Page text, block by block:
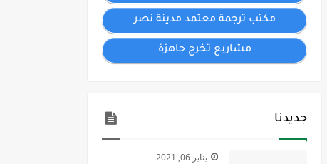
مكتب ترجمة معتمد مدينة نصر
مشاريع تخرج جاهزة
جديدنا
يناير 06, 2021